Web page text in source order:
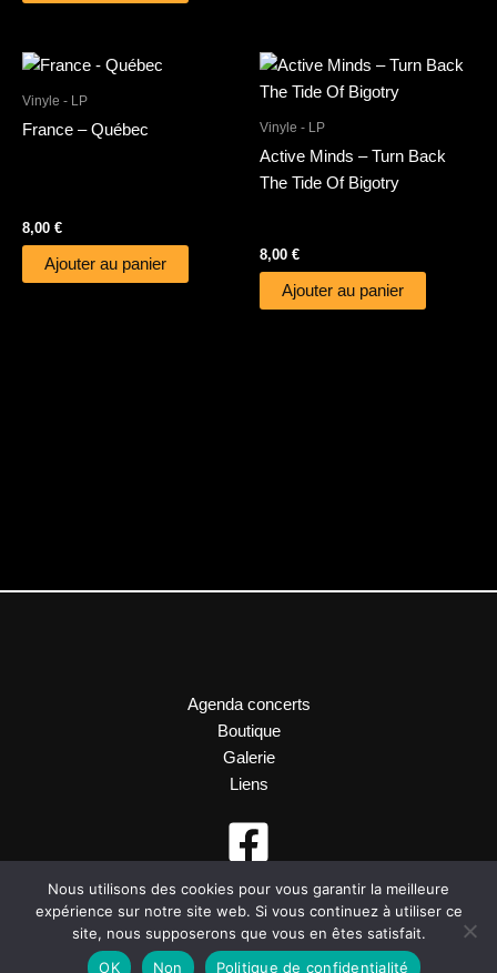
Vinyle - LP
France – Québec
8,00 €
Ajouter au panier
Vinyle - LP
Active Minds – Turn Back
The Tide Of Bigotry
8,00 €
Ajouter au panier
Agenda concerts
Boutique
Galerie
Liens
Nous utilisons des cookies pour vous garantir la meilleure
expérience sur notre site web. Si vous continuez à utiliser ce
site, nous supposerons que vous en êtes satisfait.
OK
Non Politique de confidentialité